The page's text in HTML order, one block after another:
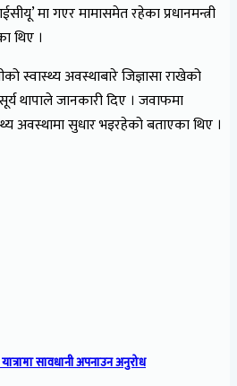
मा गएर मामासमेत रहेका प्रधानमन्त्री
थिए ।
स्वास्थ्य अवस्थाबारे जिज्ञासा राखेको
थापाले जानकारी दिए । जवाफमा
अवस्थामा सुधार भइरहेको बताएका थिए ।
सावधानी अपनाउन अनुरोध